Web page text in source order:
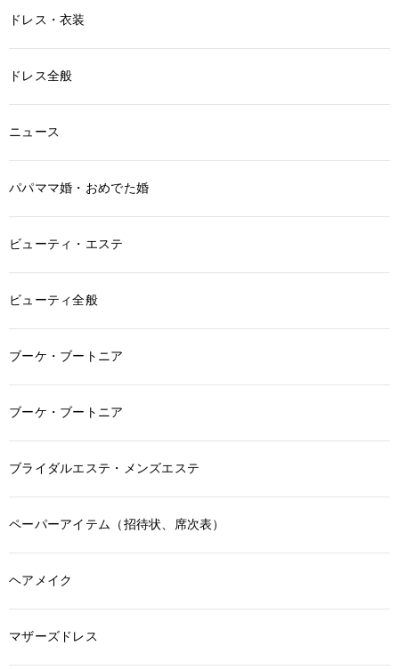
ドレス・衣装
ドレス全般
ニュース
パパママ婚・おめでた婚
ビューティ・エステ
ビューティ全般
ブーケ・ブートニア
ブーケ・ブートニア
ブライダルエステ・メンズエステ
ペーパーアイテム（招待状、席次表）
ヘアメイク
マザーズドレス